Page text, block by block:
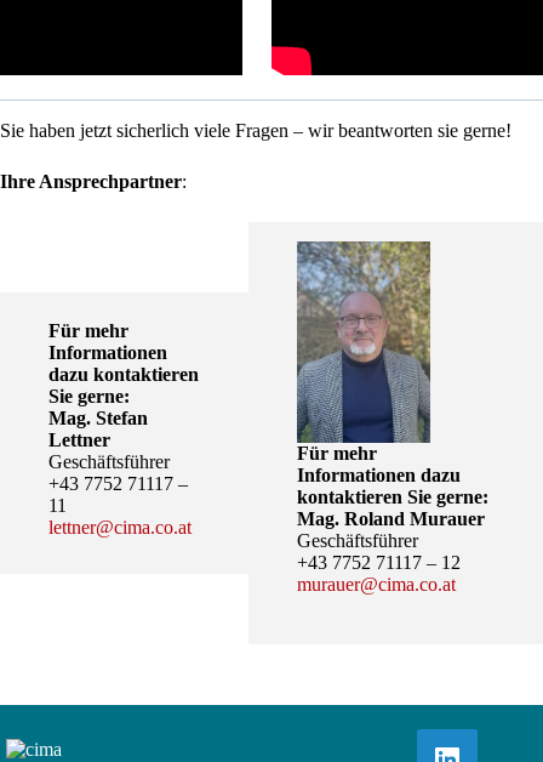
Sie haben jetzt sicherlich viele Fragen – wir beantworten sie gerne!
Ihre Ansprechpartner:
Für mehr
Informationen
dazu kontaktieren
Sie gerne:
Mag. Stefan
Lettner
Geschäftsführer
+43 7752 71117 –
11
lettner@cima.co.at
Für mehr
Informationen dazu
kontaktieren Sie gerne:
Mag. Roland Murauer
Geschäftsführer
+43 7752 71117 – 12
murauer@cima.co.at